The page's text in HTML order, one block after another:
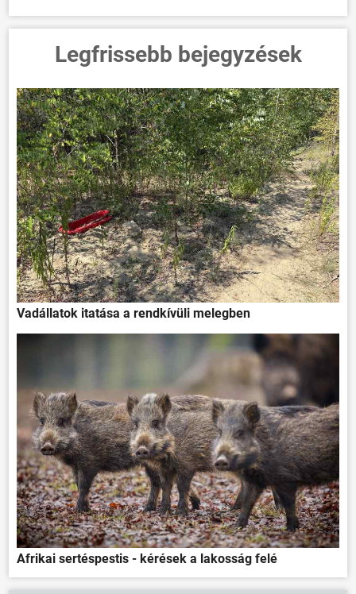
Legfrissebb bejegyzések
Vadállatok itatása a rendkívüli melegben
Afrikai sertéspestis - kérések a lakosság felé